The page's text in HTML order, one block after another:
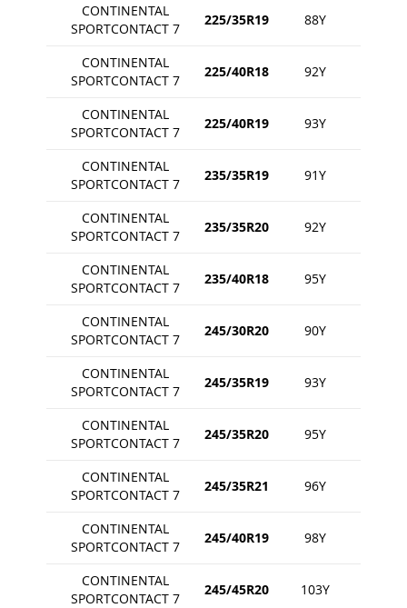
CONTINENTAL
SPORTCONTACT 7
225/35R19 88Y
CONTINENTAL
SPORTCONTACT 7
225/40R18 92Y
CONTINENTAL
SPORTCONTACT 7
225/40R19 93Y
CONTINENTAL
SPORTCONTACT 7
235/35R19 91Y
CONTINENTAL
SPORTCONTACT 7
235/35R20 92Y
CONTINENTAL
SPORTCONTACT 7
235/40R18 95Y
CONTINENTAL
SPORTCONTACT 7
245/30R20 90Y
CONTINENTAL
SPORTCONTACT 7
245/35R19 93Y
CONTINENTAL
SPORTCONTACT 7
245/35R20 95Y
CONTINENTAL
SPORTCONTACT 7
245/35R21 96Y
CONTINENTAL
SPORTCONTACT 7
245/40R19 98Y
CONTINENTAL
SPORTCONTACT 7
245/45R20 103Y